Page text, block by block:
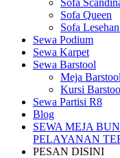
Sofa
Sofa Queen
Sofa
Sewa Podium
Sewa Karpet
Sewa Barstool
Meja Barstool
Kursi
Sewa Partisi R8
Blog
SEWA MEJA
PELAYANAN
PESAN DISINI